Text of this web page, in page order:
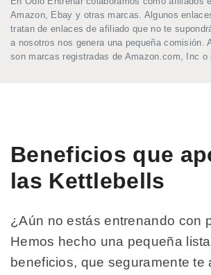
Amazon, Ebay y otras marcas. Algunos
tratan de enlaces de afiliado que no te
a nosotros nos genera una pequeña comisión.
son marcas registradas de Amazon.com, Inc o
Beneficios que
las Kettlebells
¿Aún no estás entrenando con
Hemos hecho una pequeña
beneficios, que seguramente te